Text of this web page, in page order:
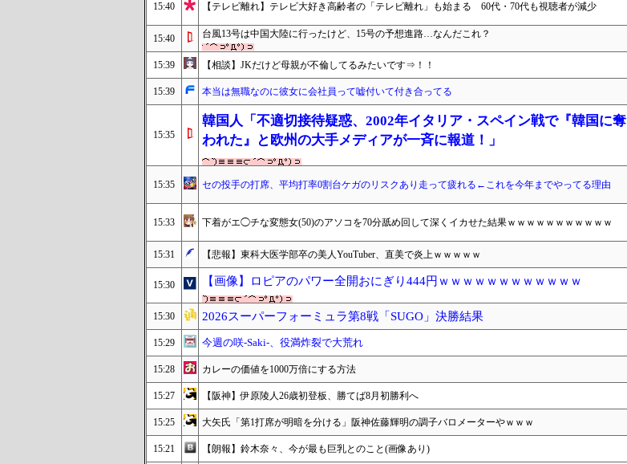
15:40 【テレビ離れ】テレビ大好き高齢者の「テレビ離れ」も始まる 60代・70代も視聴者が減少
15:40 台風13号は中国大陸に行ったけど、15号の予想進路…なんだこれ？
15:39 【相談】JKだけど母親が不倫してるみたいです⇒！！
15:39 本当は無職なのに彼女に会社員って嘘付いて付き合ってる
15:35
韓国人「不適切接待疑惑、2002年イタリア・スペイン戦で『韓国に奪
われた』と欧州の大手メディアが一斉に報道！」
15:35 セの投手の打席、平均打率0割台ケガのリスクあり走って疲れる←これを今年までやってる理由
15:33 下着がエ◯チな変態女(50)のアソコを70分舐め回して深くイカせた結果ｗｗｗｗｗｗｗｗｗｗｗ
15:31 【悲報】東科大医学部卒の美人YouTuber、直美で炎上ｗｗｗｗｗ
15:30 【画像】ロピアのパワー全開おにぎり444円ｗｗｗｗｗｗｗｗｗｗｗｗ
15:30 2026スーパーフォーミュラ第8戦「SUGO」決勝結果
15:29 今週の咲-Saki-、役満炸裂で大荒れ
15:28 カレーの価値を1000万倍にする方法
15:27 【阪神】伊原陵人26歳初登板、勝てば8月初勝利へ
15:25 大矢氏「第1打席が明暗を分ける」阪神佐藤輝明の調子バロメーターやｗｗｗ
15:21 【朗報】鈴木奈々、今が最も巨乳とのこと(画像あり)